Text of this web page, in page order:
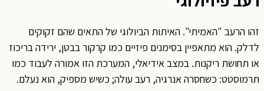
זהו הרעב "האמיתי". האיתות הביולוגי של התאים שהם זקוקים
לדלק. הוא מתאפיין בסימנים פיזיים כמו קרקור בבטן, ירידה בריכוז
או תחושת ריקנות. במצב אידיאלי, המערכת הזו אמורה לעבוד כמו
תרמוסטט: כשחסרה אנרגיה, רעב עולה; כשיש מספיק, הוא נעלם.